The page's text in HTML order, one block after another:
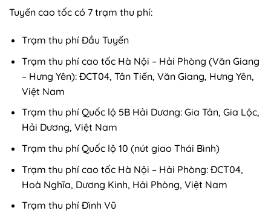
Tuyến cao tốc có 7 trạm thu phí:
Trạm thu phí Đầu Tuyến
Trạm thu phí cao tốc Hà Nội – Hải Phòng (Văn Giang
– Hưng Yên): ĐCT04, Tân Tiến, Văn Giang, Hưng Yên,
Việt Nam
Trạm thu phí Quốc lộ 5B Hải Dương: Gia Tân, Gia Lộc,
Hải Dương, Việt Nam
Trạm thu phí Quốc lộ 10 (nút giao Thái Bình)
Trạm thu phí cao tốc Hà Nội – Hải Phòng: ĐCT04,
Hoà Nghĩa, Dương Kinh, Hải Phòng, Việt Nam
Trạm thu phí Đình Vũ